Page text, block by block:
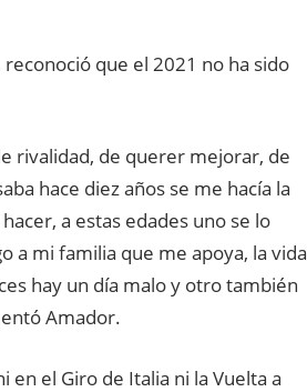
que el 2021 no ha sido
rivalidad, de querer mejorar, de
hace diez años se me hacía la
a estas edades uno se lo
a mi familia que me apoya, la vida
hay un día malo y otro también
Amador.
en el Giro de Italia ni la Vuelta a